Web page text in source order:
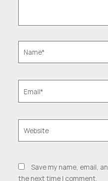
Save my name, email,
the next time I comment.